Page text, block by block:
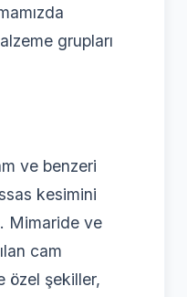
grupları
ve benzeri
kesimini
Mimaride ve
cam
özel şekiller,